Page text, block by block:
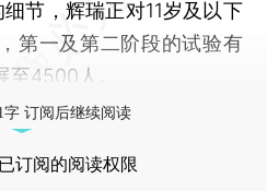
节，辉瑞正对11岁及以下
第一及第二阶段的试验有
至4500人。
字 订阅后继续阅读
订阅的阅读权限